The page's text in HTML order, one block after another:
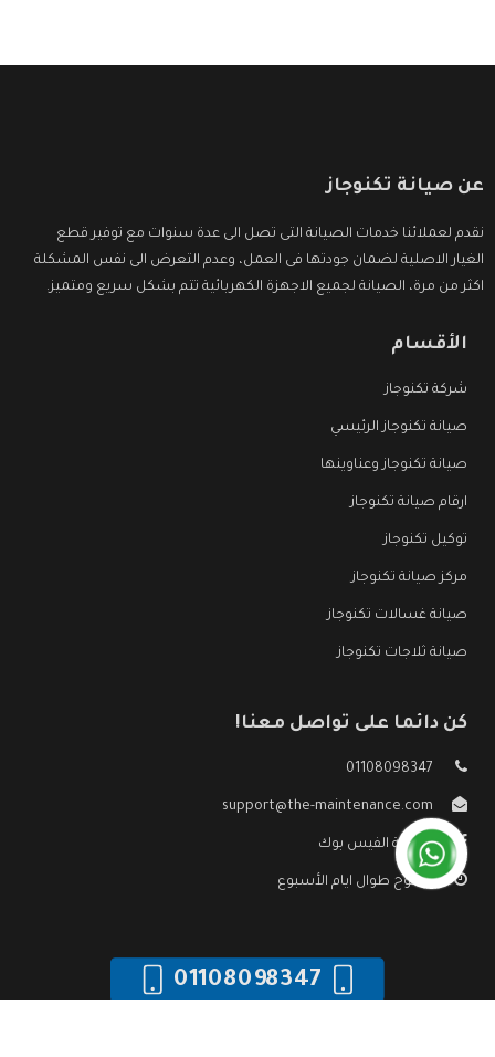
عن صيانة تكنوجاز
نقدم لعملائنا خدمات الصيانة التى تصل الى عدة سنوات مع توفير قطع
الغيار الاصلية لضمان جودتها فى العمل، وعدم التعرض الى نفس المشكلة
اكثر من مرة، الصيانة لجميع الاجهزة الكهربائية تتم بشكل سريع ومتميز.
الأقسام
شركة تكنوجاز
صيانة تكنوجاز الرئيسي
صيانة تكنوجاز وعناوينها
ارقام صيانة تكنوجاز
توكيل تكنوجاز
مركز صيانة تكنوجاز
صيانة غسالات تكنوجاز
صيانة ثلاجات تكنوجاز
كن دائما على تواصل معنا!
01108098347
support@the-maintenance.com
صفحة الفيس بوك
مفتوح طوال ايام الأسبوع
01108098347